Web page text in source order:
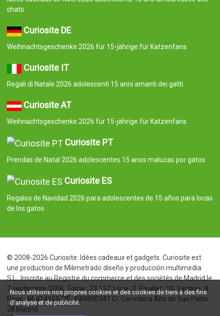
chats
Curiosite DE
Weihnachtsgeschenke 2026 für 15-jährige für Katzenfans
Curiosite IT
Regali di Natale 2026 adolescenti 15 anni amanti dei gatti
Curiosite AT
Weihnachtsgeschenke 2026 für 15-jährige für Katzenfans
Curiosite PT
Prendas de Natal 2026 adolescentes 15 anos malucas por gatos
Curiosite ES
Regalos de Navidad 2026 para adolescentes de 15 años para locas
de los gatos
© 2008-2026 Curiosite. Idées cadeaux et gadgets. Curiosite est
une production de Milimetrado diseño y producción multimedia
S.L.. Inscrite au Registre du commerce et des sociétés de Madrid le
7 septembre 2006. Tome : 23.137. Livre : 0. Feuillet : 10. Section : 8.
Page : M-414659 CIF : B84800341 C/ Corredera Alta de San Pablo
28 Madrid
Nous utilisons nos propres cookies et des cookies de tiers à des fins
d'analyse et de publicité.